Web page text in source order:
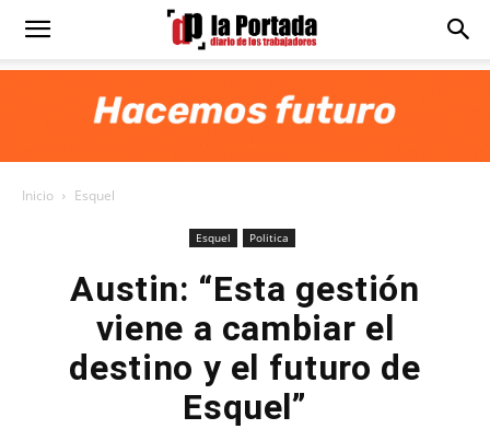
Diario
Inicio Esquel
Esquel Politica
Austin: “Esta gestión
viene a cambiar el
destino y el futuro de
Esquel”